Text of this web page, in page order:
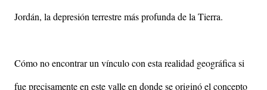
Jordán, la depresión terrestre más profunda de la Tierra.
Cómo no encontrar un vínculo con esta realidad geográfica si
fue precisamente en este valle en donde se originó el concepto